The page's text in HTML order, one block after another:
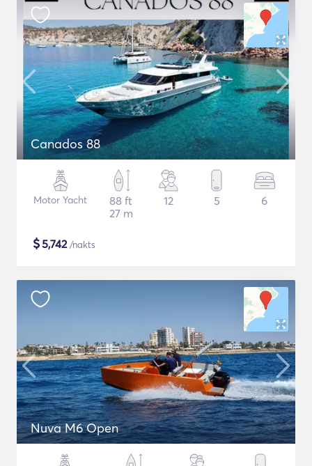
Canados 88
Motor Yacht
88 ft
27 m
12 5 6
$5,742/nakts
Nuva M6 Open